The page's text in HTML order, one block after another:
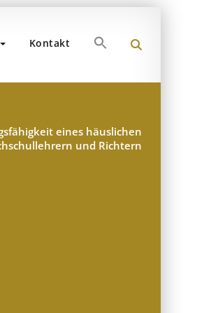
Kontakt Search
for:
eines häuslichen
und Richtern